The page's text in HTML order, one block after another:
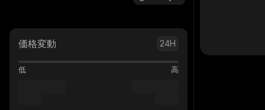
価格変動 24H
低 高